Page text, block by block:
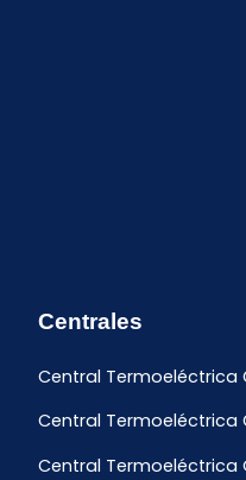
Centrales
Central Termoeléctrica
Central Termoeléctrica
Central Termoeléctrica